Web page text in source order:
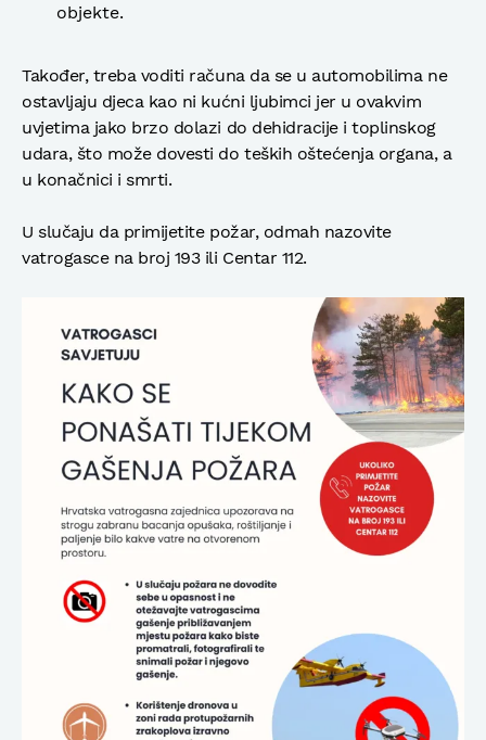
objekte.
Također, treba voditi računa da se u automobilima ne
ostavljaju djeca kao ni kućni ljubimci jer u ovakvim
uvjetima jako brzo dolazi do dehidracije i toplinskog
udara, što može dovesti do teških oštećenja organa, a
u konačnici i smrti.
U slučaju da primijetite požar, odmah nazovite
vatrogasce na broj 193 ili Centar 112.